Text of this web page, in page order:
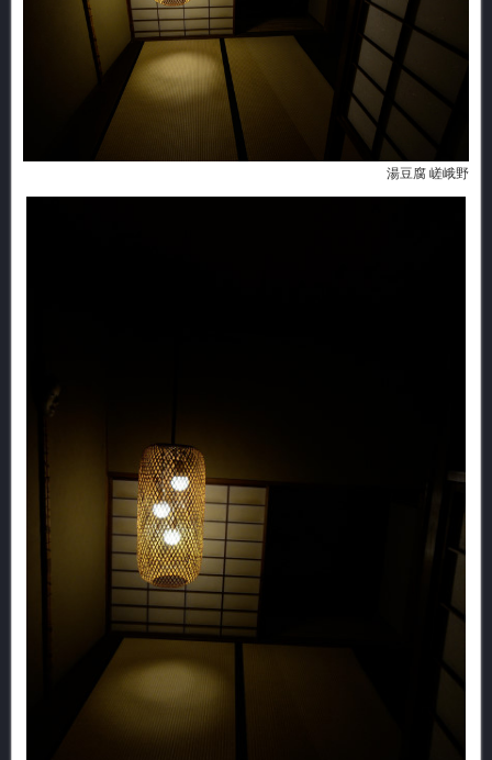
湯豆腐 嵯峨野